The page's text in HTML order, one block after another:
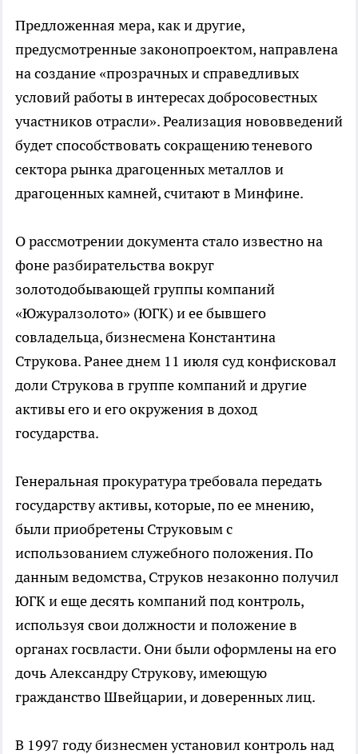
Предложенная мера, как и другие,
предусмотренные законопроектом, направлена
на создание «прозрачных и справедливых
условий работы в интересах добросовестных
участников отрасли». Реализация нововведений
будет способствовать сокращению теневого
сектора рынка драгоценных металлов и
драгоценных камней, считают в Минфине.
О рассмотрении документа стало известно на
фоне разбирательства вокруг
золотодобывающей группы компаний
«Южуралзолото» (ЮГК) и ее бывшего
совладельца, бизнесмена Константина
Струкова. Ранее днем 11 июля суд конфисковал
доли Струкова в группе компаний и другие
активы его и его окружения в доход
государства.
Генеральная прокуратура требовала передать
государству активы, которые, по ее мнению,
были приобретены Струковым с
использованием служебного положения. По
данным ведомства, Струков незаконно получил
ЮГК и еще десять компаний под контроль,
используя свои должности и положение в
органах госвласти. Они были оформлены на его
дочь Александру Струкову, имеющую
гражданство Швейцарии, и доверенных лиц.
В 1997 году бизнесмен установил контроль над